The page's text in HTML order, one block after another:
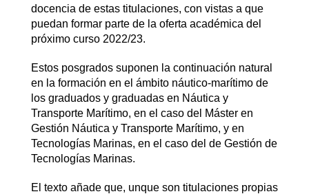
docencia de estas titulaciones, con vistas a que
puedan formar parte de la oferta académica del
próximo curso 2022/23.
Estos posgrados suponen la continuación natural
en la formación en el ámbito náutico-marítimo de
los graduados y graduadas en Náutica y
Transporte Marítimo, en el caso del Máster en
Gestión Náutica y Transporte Marítimo, y en
Tecnologías Marinas, en el caso del de Gestión de
Tecnologías Marinas.
El texto añade que, unque son titulaciones propias